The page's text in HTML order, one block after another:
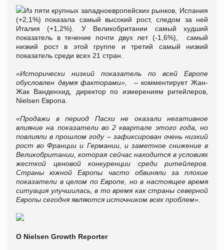
Из пяти крупных западноевропейских рынков, Испания
(+2,1%) показала самый высокий рост, следом за ней
Италия (+1,2%). У Великобритании самый худший
показатель в течение почти двух лет (-1,6%), самый
низкий рост в этой группе и третий самый низкий
показатель среди всех 21 стран.
«Исторически низкий показатель по всей Европе
обусловлен двумя факторами»,
– комментирует Жан-
Жак Ванденхид, директор по измерениям ритейлеров,
Nielsen Европа.
«Продажи в период Пасхи не оказали негативное
влияние на показатели во 2 квартале этого года, но
повлияли в прошлом году – зафиксирован очень низкий
рост во Франции и Германии, и заметное снижение в
Великобритании, которая сейчас находится в условиях
жесткой ценовой конкуренции среди ритейлеров.
Страны южной Европы часто обвиняли за плохие
показатели в целом по Европе, но в настоящее время
ситуация улучшилась, в то время как страны северной
Европы сегодня являются источником всех проблем».
O Nielsen Growth Reporter